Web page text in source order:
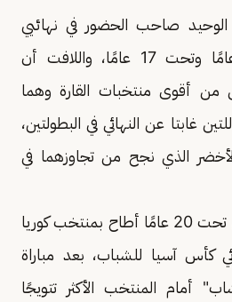
الوحيد صاحب الحضور في نهائيي
كأس آسيا تحت 20 عامًا وتحت 17 عامًا، واللافت أن
من أقوى منتخبات القارة وهما
غابتا عن النهائي في البطولتين،
الذي نجح من تجاوزهما في
وكان المنتخب السعودي تحت 20 عامًا أطاح بمنتخب كوريا
كأس آسيا للشباب، بعد مباراة
أمام المنتخب الأكثر تتويجًا